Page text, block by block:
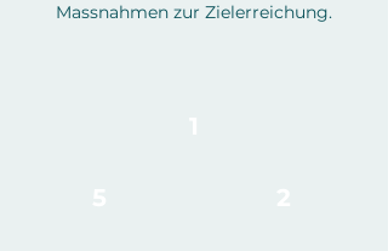
Massnahmen zur Zielerreichung.